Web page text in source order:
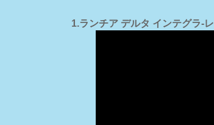
1.ランチア デルタ インテグラ-レ